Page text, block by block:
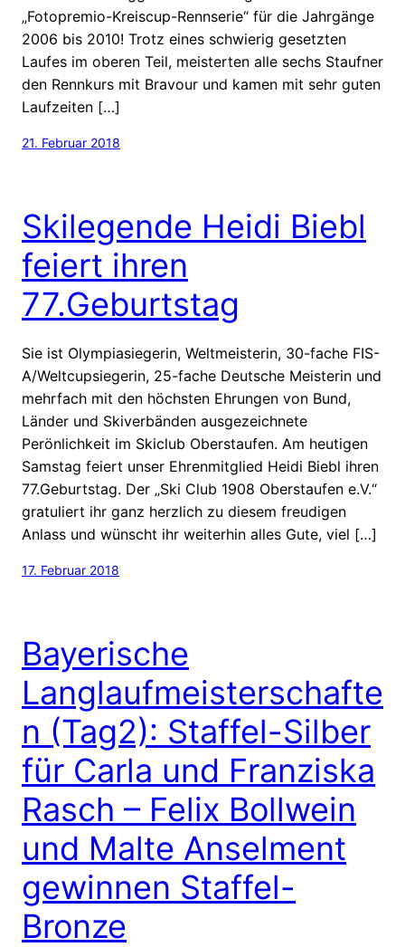
„Fotopremio-Kreiscup-Rennserie“ für die Jahrgänge
2006 bis 2010! Trotz eines schwierig gesetzten
Laufes im oberen Teil, meisterten alle sechs Staufner
den Rennkurs mit Bravour und kamen mit sehr guten
Laufzeiten […]
21. Februar 2018
Skilegende Heidi Biebl
feiert ihren
77.Geburtstag
Sie ist Olympiasiegerin, Weltmeisterin, 30-fache FIS-
A/Weltcupsiegerin, 25-fache Deutsche Meisterin und
mehrfach mit den höchsten Ehrungen von Bund,
Länder und Skiverbänden ausgezeichnete
Perönlichkeit im Skiclub Oberstaufen. Am heutigen
Samstag feiert unser Ehrenmitglied Heidi Biebl ihren
77.Geburtstag. Der „Ski Club 1908 Oberstaufen e.V.“
gratuliert ihr ganz herzlich zu diesem freudigen
Anlass und wünscht ihr weiterhin alles Gute, viel […]
17. Februar 2018
Bayerische
Langlaufmeisterschafte
n (Tag2): Staffel-Silber
für Carla und Franziska
Rasch – Felix Bollwein
und Malte Anselment
gewinnen Staffel-
Bronze